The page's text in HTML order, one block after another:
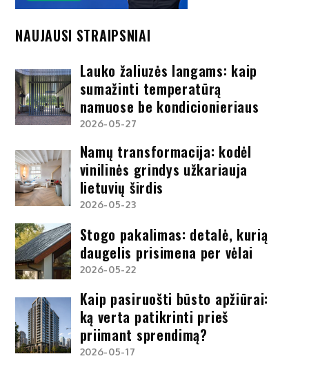
NAUJAUSI STRAIPSNIAI
Lauko žaliuzės langams: kaip
sumažinti temperatūrą
namuose be kondicionieriaus
2026-05-27
Namų transformacija: kodėl
vinilinės grindys užkariauja
lietuvių širdis
2026-05-23
Stogo pakalimas: detalė, kurią
daugelis prisimena per vėlai
2026-05-22
Kaip pasiruošti būsto apžiūrai:
ką verta patikrinti prieš
priimant sprendimą?
2026-05-17